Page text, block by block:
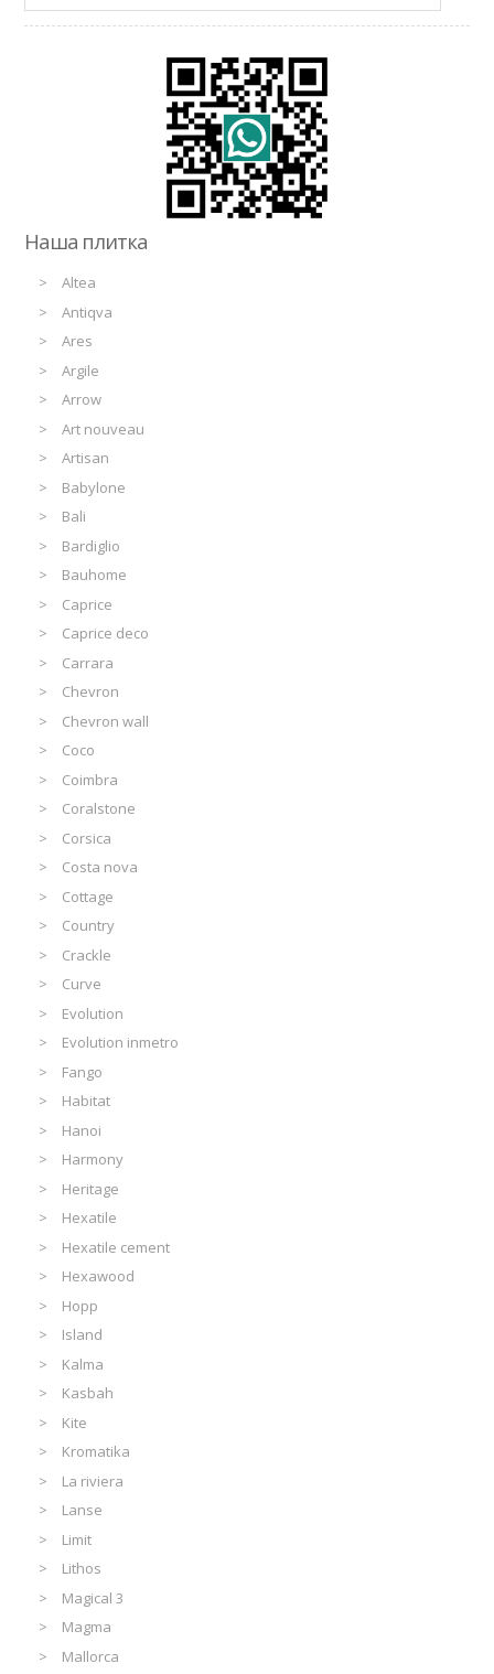
Наша плитка
Altea
Antiqva
Ares
Argile
Arrow
Art nouveau
Artisan
Babylone
Bali
Bardiglio
Bauhome
Caprice
Caprice deco
Carrara
Chevron
Chevron wall
Coco
Coimbra
Coralstone
Corsica
Costa nova
Cottage
Country
Crackle
Curve
Evolution
Evolution inmetro
Fango
Habitat
Hanoi
Harmony
Heritage
Hexatile
Hexatile cement
Hexawood
Hopp
Island
Kalma
Kasbah
Kite
Kromatika
La riviera
Lanse
Limit
Lithos
Magical 3
Magma
Mallorca